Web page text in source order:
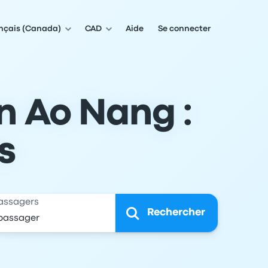
(Canada) CAD Aide Se connecter
Ao Nang :
Rechercher